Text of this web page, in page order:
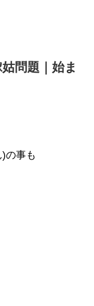
問題｜始ま
の事も